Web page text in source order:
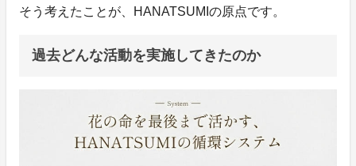
そう考えたことが、HANATSUMIの原点です。
過去どんな活動を実施してきたのか